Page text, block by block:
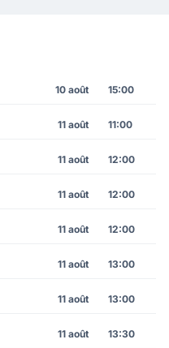
10 août 15:00
11 août 11:00
11 août 12:00
11 août 12:00
11 août 12:00
11 août 13:00
11 août 13:00
11 août 13:30